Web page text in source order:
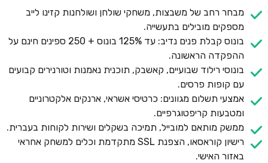
מבחר רחב של משבצות, משחקי שולחן ושולחנות קזינו לייב
מספקים מובילים בתעשייה.
בונוס קבלת פנים נדיב: עד 125% בונוס + 250 ספינים חינם על
ההפקדה הראשונה.
בונוסי רילוד שבועיים, קאשבק, תוכנית נאמנות וטורנירים קבועים
עם קופות פרסים.
אמצעי תשלום מגוונים: כרטיסי אשראי, ארנקים אלקטרוניים
ומטבעות קריפטוגרפיים.
ממשק מותאם למובייל, תמיכה בשקלים ושירות לקוחות בעברית.
רישיון קוראסאו, הצפנת SSL מתקדמת וכלים למשחק אחראי
באזור האישי.